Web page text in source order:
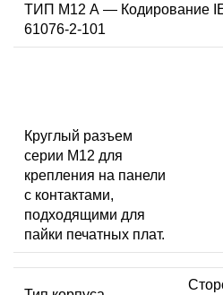
ТИП M12 А — Кодирование
61076-2-101
Круглый разъем
серии M12 для
крепления на панели
с контактами,
подходящими для
пайки печатных плат.